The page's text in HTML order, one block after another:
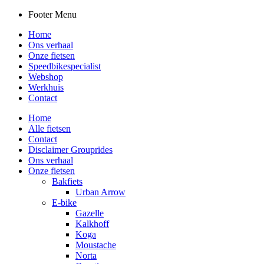
Footer Menu
Home
Ons verhaal
Onze fietsen
Speedbikespecialist
Webshop
Werkhuis
Contact
Home
Alle fietsen
Contact
Disclaimer Grouprides
Ons verhaal
Onze fietsen
Bakfiets
Urban Arrow
E-bike
Gazelle
Kalkhoff
Koga
Moustache
Norta